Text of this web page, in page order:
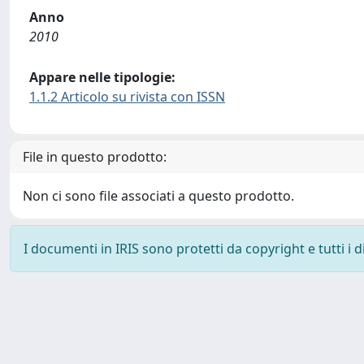
Anno
2010
Appare nelle tipologie:
1.1.2 Articolo su rivista con ISSN
File in questo prodotto:
Non ci sono file associati a questo prodotto.
I documenti in IRIS sono protetti da copyright e tutti i